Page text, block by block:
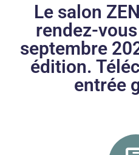
Le salon
rendez-
septembre
édition.
entrée